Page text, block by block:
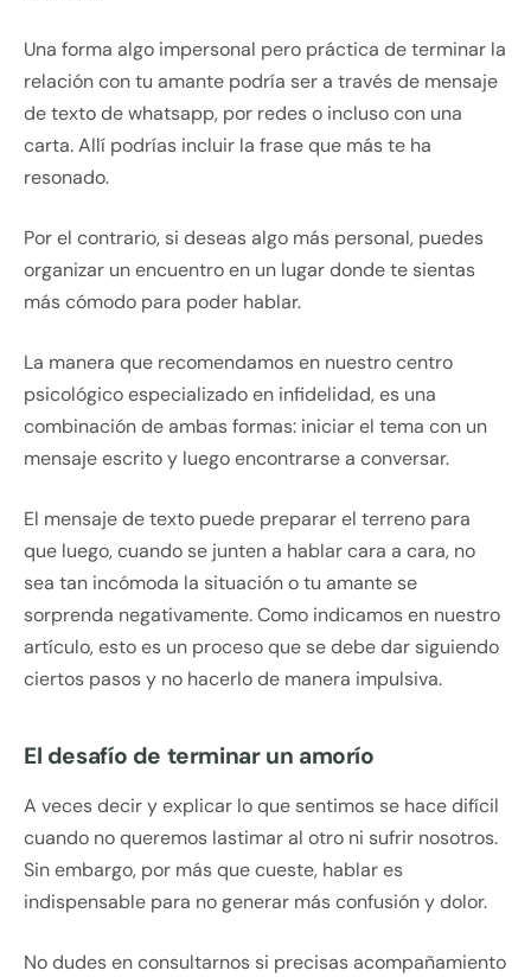
Una forma algo impersonal pero práctica de terminar la
relación con tu amante podría ser a través de mensaje
de texto de whatsapp, por redes o incluso con una
carta. Allí podrías incluir la frase que más te ha
resonado.
Por el contrario, si deseas algo más personal, puedes
organizar un encuentro en un lugar donde te sientas
más cómodo para poder hablar.
La manera que recomendamos en nuestro centro
psicológico especializado en infidelidad, es una
combinación de ambas formas: iniciar el tema con un
mensaje escrito y luego encontrarse a conversar.
El mensaje de texto puede preparar el terreno para
que luego, cuando se junten a hablar cara a cara, no
sea tan incómoda la situación o tu amante se
sorprenda negativamente. Como indicamos en nuestro
artículo, esto es un proceso que se debe dar siguiendo
ciertos pasos y no hacerlo de manera impulsiva.
El desafío de terminar un amorío
A veces decir y explicar lo que sentimos se hace difícil
cuando no queremos lastimar al otro ni sufrir nosotros.
Sin embargo, por más que cueste, hablar es
indispensable para no generar más confusión y dolor.
No dudes en consultarnos si precisas acompañamiento